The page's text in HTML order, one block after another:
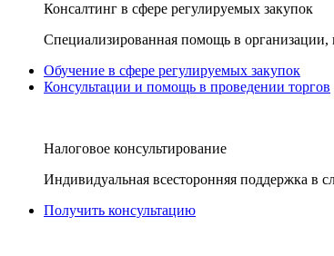
Консалтинг в сфере регулируемых закупок
Специализированная помощь в
Обучение в сфере регулируемых закупок
Консультации и помощь в проведении торгов
Налоговое консультирование
Индивидуальная всесторонняя поддержка в
Получить консультацию